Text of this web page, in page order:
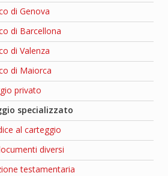
di Genova
di Barcellona
di Valenza
di Maiorca
privato
specializzato
al carteggio
diversi
testamentaria